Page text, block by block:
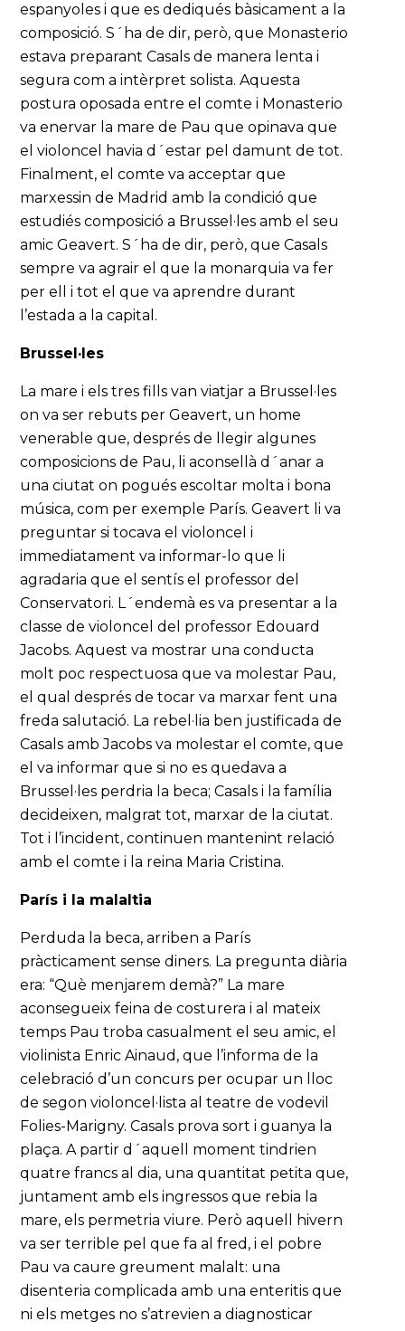
espanyoles i que es dediqués bàsicament a la
composició. S´ha de dir, però, que Monasterio
estava preparant Casals de manera lenta i
segura com a intèrpret solista. Aquesta
postura oposada entre el comte i Monasterio
va enervar la mare de Pau que opinava que
el violoncel havia d´estar pel damunt de tot.
Finalment, el comte va acceptar que
marxessin de Madrid amb la condició que
estudiés composició a Brussel·les amb el seu
amic Geavert. S´ha de dir, però, que Casals
sempre va agrair el que la monarquia va fer
per ell i tot el que va aprendre durant
l’estada a la capital.
Brussel·les
La mare i els tres fills van viatjar a Brussel·les
on va ser rebuts per Geavert, un home
venerable que, després de llegir algunes
composicions de Pau, li aconsellà d´anar a
una ciutat on pogués escoltar molta i bona
música, com per exemple París. Geavert li va
preguntar si tocava el violoncel i
immediatament va informar-lo que li
agradaria que el sentís el professor del
Conservatori. L´endemà es va presentar a la
classe de violoncel del professor Edouard
Jacobs. Aquest va mostrar una conducta
molt poc respectuosa que va molestar Pau,
el qual després de tocar va marxar fent una
freda salutació. La rebel·lia ben justificada de
Casals amb Jacobs va molestar el comte, que
el va informar que si no es quedava a
Brussel·les perdria la beca; Casals i la família
decideixen, malgrat tot, marxar de la ciutat.
Tot i l’incident, continuen mantenint relació
amb el comte i la reina Maria Cristina.
París i la malaltia
Perduda la beca, arriben a París
pràcticament sense diners. La pregunta diària
era: “Què menjarem demà?” La mare
aconsegueix feina de costurera i al mateix
temps Pau troba casualment el seu amic, el
violinista Enric Ainaud, que l’informa de la
celebració d’un concurs per ocupar un lloc
de segon violoncel·lista al teatre de vodevil
Folies-Marigny. Casals prova sort i guanya la
plaça. A partir d´aquell moment tindrien
quatre francs al dia, una quantitat petita que,
juntament amb els ingressos que rebia la
mare, els permetria viure. Però aquell hivern
va ser terrible pel que fa al fred, i el pobre
Pau va caure greument malalt: una
disenteria complicada amb una enteritis que
ni els metges no s’atrevien a diagnosticar